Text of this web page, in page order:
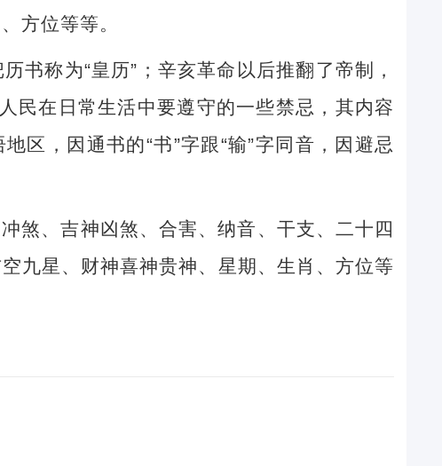
方位等等。
书称为“皇历”；辛亥革命以后推翻了帝制，
民在日常生活中要遵守的一些禁忌，其内容
区，因通书的“书”字跟“输”字同音，因避忌
煞、吉神凶煞、合害、纳音、干支、二十四
九星、财神喜神贵神、星期、生肖、方位等